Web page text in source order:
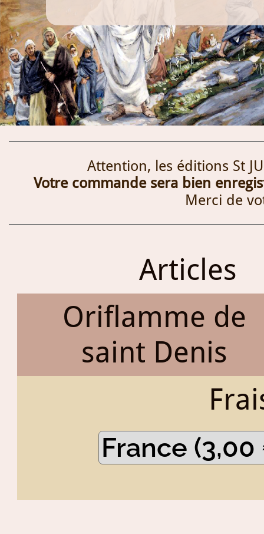
Attention, les éditions St
Votre commande sera bien
Merci de
Articles
Oriflamme de
saint Denis